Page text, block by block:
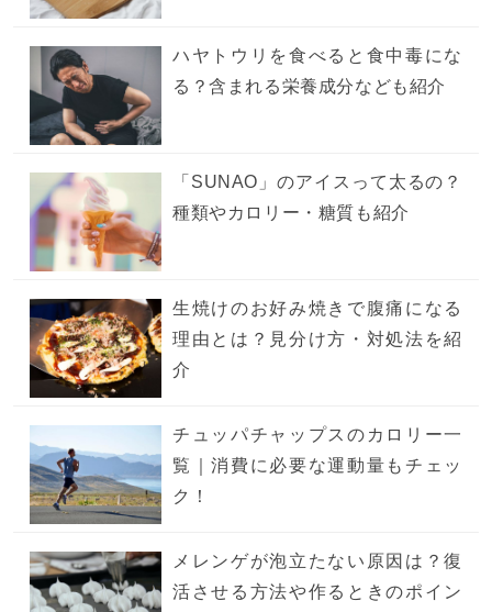
ハヤトウリを食べると食中毒にな
る？含まれる栄養成分なども紹介
「SUNAO」のアイスって太るの？
種類やカロリー・糖質も紹介
生焼けのお好み焼きで腹痛になる
理由とは？見分け方・対処法を紹
介
チュッパチャップスのカロリー一
覧｜消費に必要な運動量もチェッ
ク！
メレンゲが泡立たない原因は？復
活させる方法や作るときのポイン